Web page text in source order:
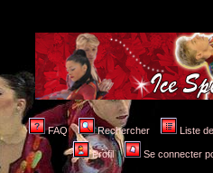
FAQ Rechercher Liste
Profil Se connecter